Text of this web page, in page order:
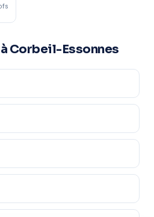
Corbeil-Essonnes